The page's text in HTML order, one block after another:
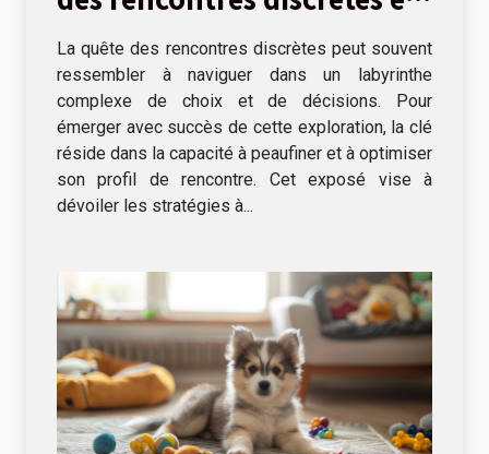
La quête des rencontres discrètes peut souvent
ressembler à naviguer dans un labyrinthe
complexe de choix et de décisions. Pour
émerger avec succès de cette exploration, la clé
réside dans la capacité à peaufiner et à optimiser
son profil de rencontre. Cet exposé vise à
dévoiler les stratégies à...